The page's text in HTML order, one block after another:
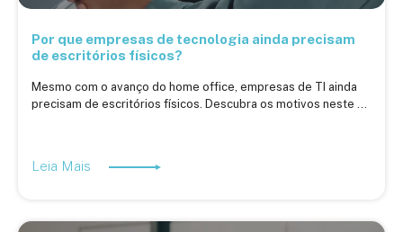
Por que empresas de tecnologia ainda precisam
de escritórios físicos?
Mesmo com o avanço do home office, empresas de TI ainda
precisam de escritórios físicos. Descubra os motivos neste ...
Leia Mais